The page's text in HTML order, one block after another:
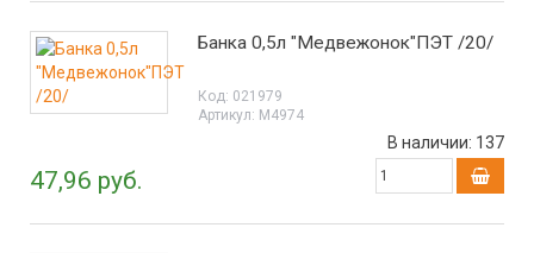
Банка 0,5л "Медвежонок"ПЭТ /20/
Код: 021979
Артикул: М4974
47,96 руб.
В наличии: 137